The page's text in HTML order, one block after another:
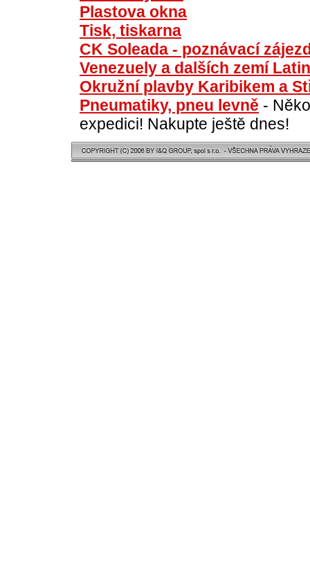
Plastova okna
Tisk, tiskarna
CK Soleada - poznávací
Venezuely a dalších zemí
Okružní plavby Karibikem a
Pneumatiky, pneu levně -
expedici! Nakupte ještě dnes!